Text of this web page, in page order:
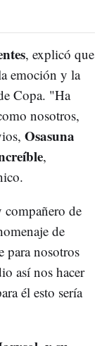
, explicó que
emoción y la
Copa. "Ha
nosotros,
Osasuna
,
de
de
para nosotros
así nos hacer
él esto sería